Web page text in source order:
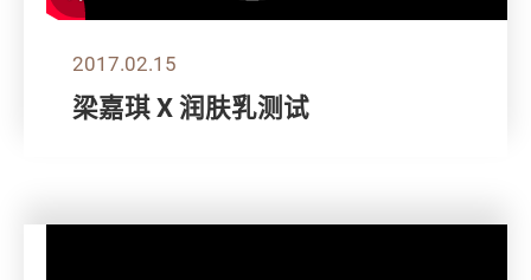
2017.02.15
梁嘉琪 X 润肤乳测试